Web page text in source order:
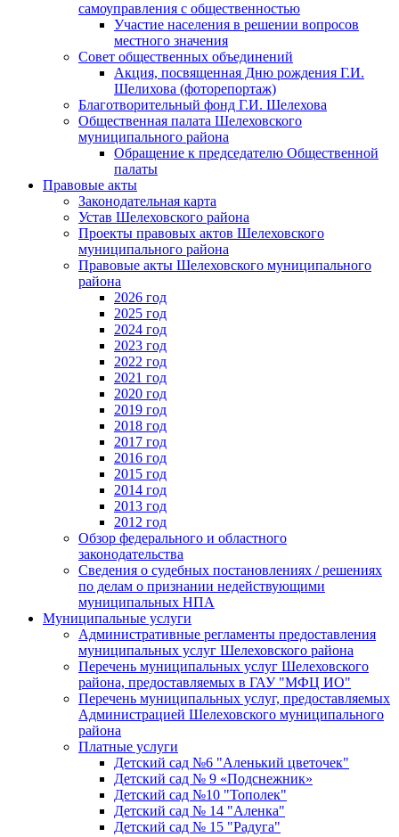
самоуправления с общественностью
Участие населения в решении вопросов
местного значения
Совет общественных объединений
Акция, посвященная Дню рождения Г.И.
Шелихова (фоторепортаж)
Благотворительный фонд Г.И. Шелехова
Общественная палата Шелеховского
муниципального района
Обращение к председателю Общественной
палаты
Правовые акты
Законодательная карта
Устав Шелеховского района
Проекты правовых актов Шелеховского
муниципального района
Правовые акты Шелеховского муниципального
района
2026 год
2025 год
2024 год
2023 год
2022 год
2021 год
2020 год
2019 год
2018 год
2017 год
2016 год
2015 год
2014 год
2013 год
2012 год
Обзор федерального и областного
законодательства
Сведения о судебных постановлениях / решениях
по делам о признании недействующими
муниципальных НПА
Муниципальные услуги
Административные регламенты предоставления
муниципальных услуг Шелеховского района
Перечень муниципальных услуг Шелеховского
района, предоставляемых в ГАУ "МФЦ ИО"
Перечень муниципальных услуг, предоставляемых
Администрацией Шелеховского муниципального
района
Платные услуги
Детский сад №6 "Аленький цветочек"
Детский сад № 9 «Подснежник»
Детский сад №10 "Тополек"
Детский сад № 14 "Аленка"
Детский сад № 15 "Радуга"